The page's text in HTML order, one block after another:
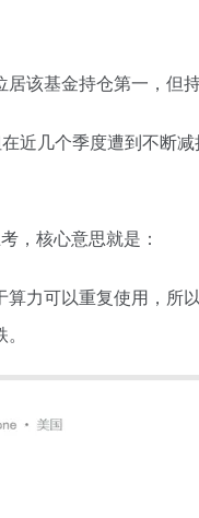
居该基金持仓第一 ， 但
近几个季度遭到不断
，核心意思就是：
力可以重复使用，所